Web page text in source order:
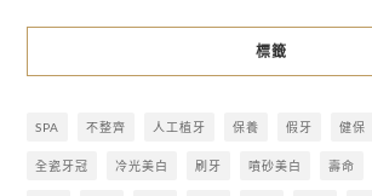
標籤
SPA 不整齊 人工植牙 保養 假牙 健保
全瓷牙冠 冷光美白 刷牙 噴砂美白 壽命